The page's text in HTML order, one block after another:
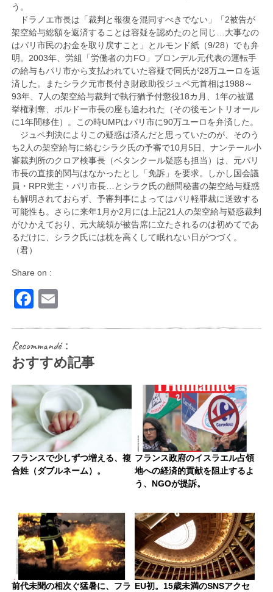
う。
ドラノエ市長は「裁判と報復を混同すべきでない」「2被告が
架空給与総額を返済することは容疑を認めたのと同じ…大事なの
はパリ市民のお金を取り戻すこと」とルモンド紙（9/28）でも弁
明。2003年、労組「労働者の力FO」ブロンデル元代表の運転手
の給与もパリ市から支払われていた容疑で同氏が28万ユーロを返
済した。またシラク元市長付き財政助役ジュペ元首相は1988～
93年、7人の架空給与裁判で執行猶予付懲役18カ月、1年の被選
挙権剥奪、ボルドー市長の座も追われた（その後モントリオール
に1年間移住）。この時UMPはパリ市に90万ユーロを弁済した。
ジュペ判決によりこの疑惑は済んだと思っていたのが、そのう
ち2人の架空給与に絡むシラク氏の予審で10月5日、ナンテール小
審裁判所のクロア検事長（ベタンクール疑惑も担当）は、元パリ
市長の直接的関与はなかったとし「免訴」を要求。しかし国会議
員・RPR党主・パリ市長…とシラク氏の顧問秘書の架空給与疑惑
も解明されておらず、予審判事によってはパリ軽罪裁に送致する
可能性も。さらに来年1月か2月には上記21人の架空給与疑惑裁判
がひかえており、元大統領が被告席に立たされるのは初めてであ
るだけに、シラク氏には枕を高くして眠れない日がつづく。
（君）
Share on :
Facebook
Recommandé：
おすすめ記事
フランスで少しずつ増える、複
合姓（ダブルネーム）。
フランス政府のイスラエル占領
地への経済的貢献を阻止するよ
う、NGOが提訴。
前代未聞の相次ぐ猛暑に、フラ EU初。15歳未満のSNSアクセ